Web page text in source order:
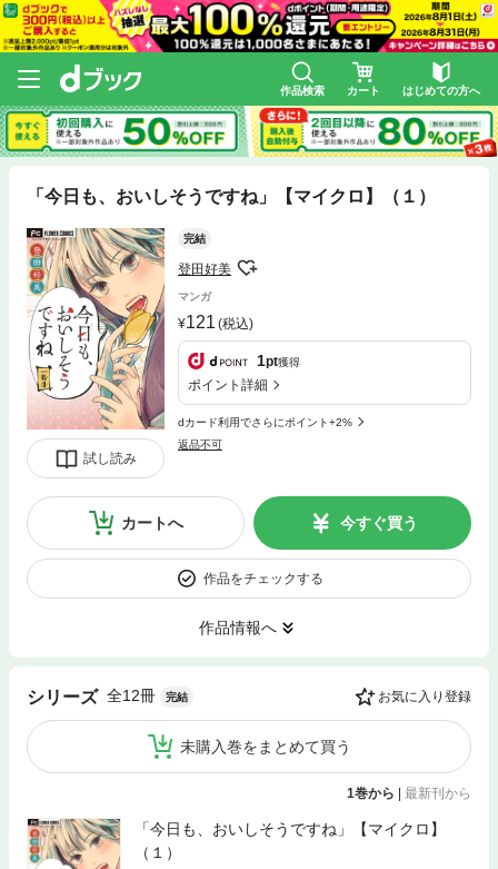
作品検索 カート はじめての方へ
「今日も、おいしそうですね」【マイクロ】（１）
試し読み
完結
登田好美
マンガ
121 (税込)
1pt獲得
ポイント詳細
dカード利用でさらにポイント+2%
返品不可
カートへ 今すぐ買う
作品をチェックする
作品情報へ
シリーズ 全12冊 完結 お気に入り登録
未購入巻をまとめて買う
1巻から | 最新刊から
「今日も、おいしそうですね」【マイクロ】
（１）